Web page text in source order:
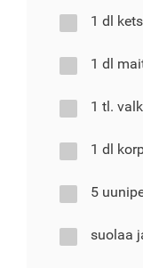
1 dl
1 dl
1 tl.
1 dl
5
suolaa